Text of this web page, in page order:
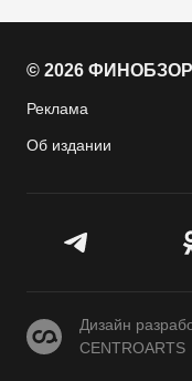
© 2026 ФИНОБЗОР
Реклама
Об издании
CENTROARTS